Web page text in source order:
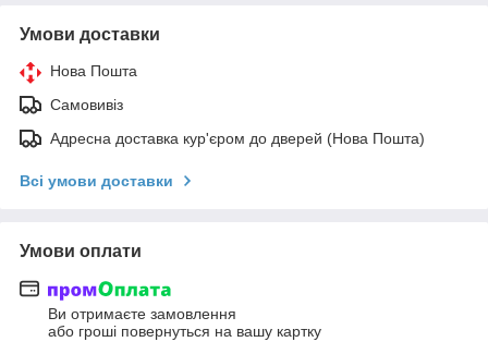
Умови доставки
Нова Пошта
Самовивіз
Адресна доставка кур'єром до дверей (Нова Пошта)
Всі умови доставки
Умови оплати
Ви отримаєте замовлення
або гроші повернуться на вашу картку